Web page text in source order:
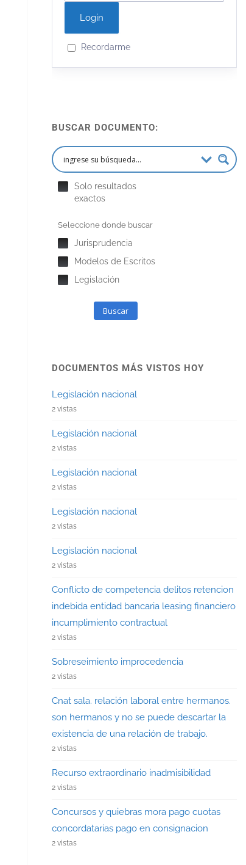
Recordarme
BUSCAR DOCUMENTO:
Solo resultados
exactos
Seleccione donde buscar
Jurisprudencia
Modelos de Escritos
Legislación
Buscar
DOCUMENTOS MÁS VISTOS HOY
Legislación nacional
2 vistas
Legislación nacional
2 vistas
Legislación nacional
2 vistas
Legislación nacional
2 vistas
Legislación nacional
2 vistas
Conflicto de competencia delitos retencion
indebida entidad bancaria leasing financiero
incumplimiento contractual
2 vistas
Sobreseimiento improcedencia
2 vistas
Cnat sala. relación laboral entre hermanos.
son hermanos y no se puede descartar la
existencia de una relación de trabajo.
2 vistas
Recurso extraordinario inadmisibilidad
2 vistas
Concursos y quiebras mora pago cuotas
concordatarias pago en consignacion
2 vistas